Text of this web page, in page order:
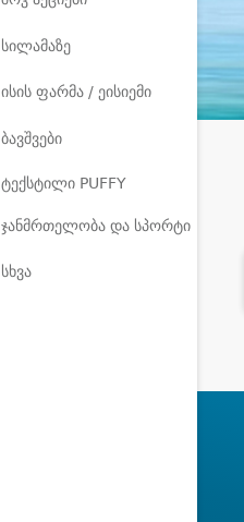
სილამაზე
ისის ფარმა / ეისიემი
ბავშვები
ტექსტილი PUFFY
ჯანმრთელობა და სპორტი
სხვა